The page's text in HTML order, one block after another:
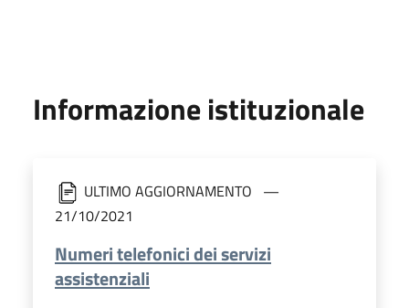
Informazione istituzionale
ULTIMO AGGIORNAMENTO
21/10/2021
Numeri telefonici dei servizi
assistenziali